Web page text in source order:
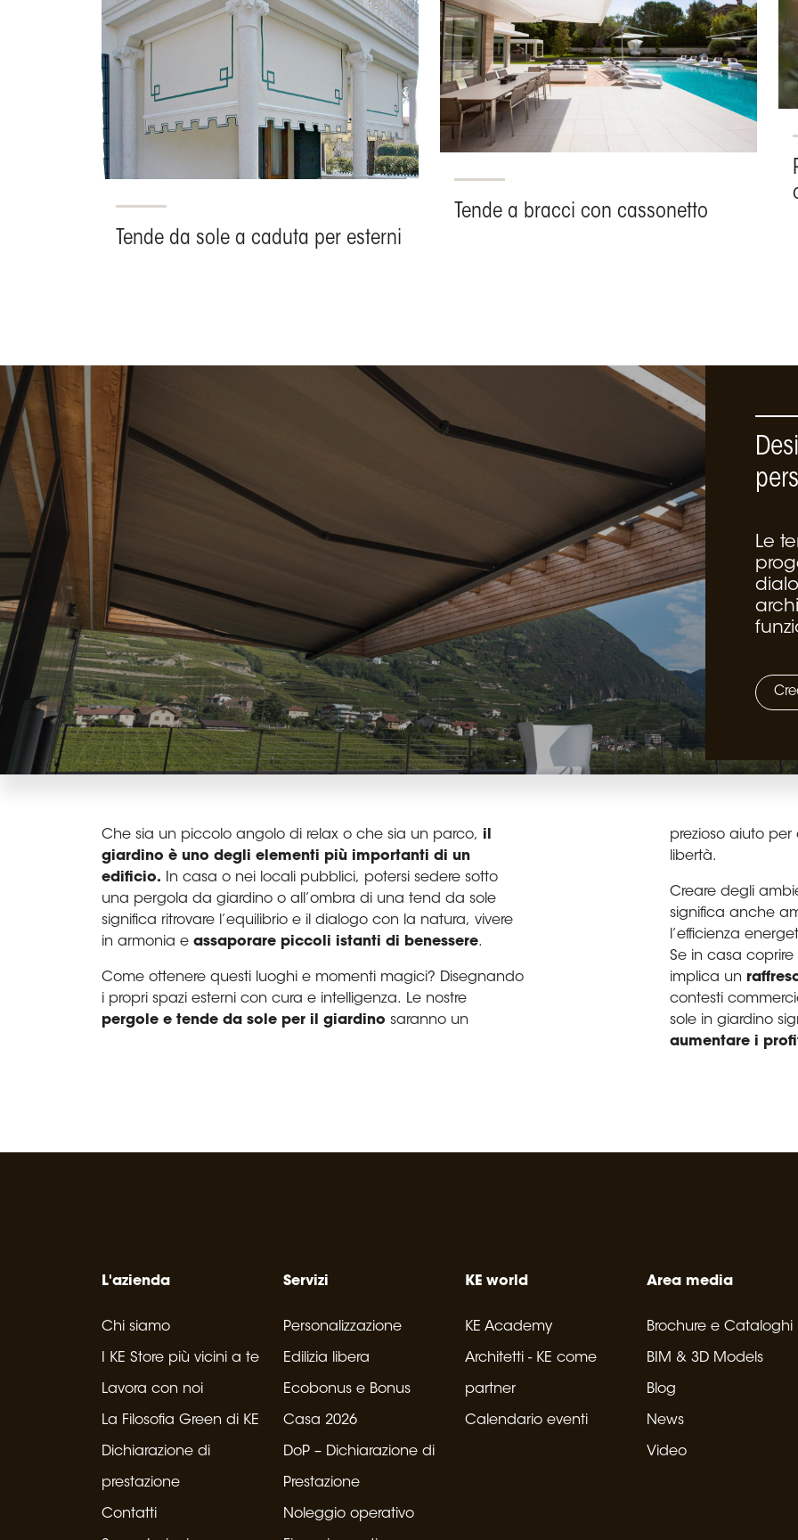
Tende da sole a caduta per esterni
Tende a bracci con cassonetto
Le
Che sia un piccolo angolo di relax o che sia un parco, il
giardino è uno degli elementi più importanti di un
edificio. In casa o nei locali pubblici, potersi sedere sotto
una pergola da giardino o all’ombra di una tend da sole
significa ritrovare l’equilibrio e il dialogo con la natura, vivere
in armonia e assaporare piccoli istanti di benessere.
Come ottenere questi luoghi e momenti magici? Disegnando
i propri spazi esterni con cura e intelligenza. Le nostre
pergole e tende da sole per il giardino saranno un
prezioso aiuto
libertà.
Creare degli
significa anche
l’efficienza
Se in casa
implica un
contesti
sole in giardino
aumentare i
L'azienda
Chi siamo
I KE Store più vicini a te
Lavora con noi
La Filosofia Green di KE
Dichiarazione di
prestazione
Contatti
Servizi
Personalizzazione
Edilizia libera
Ecobonus e Bonus
Casa 2026
DoP – Dichiarazione di
Prestazione
Noleggio operativo
KE world
KE Academy
Architetti - KE come
partner
Calendario eventi
Area media
Brochure e Cataloghi
BIM & 3D Models
Blog
News
Video